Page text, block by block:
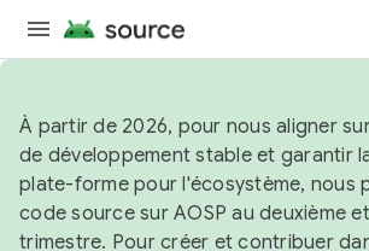
À partir de 2026, pour nous aligner
de développement stable et garantir
plate-forme pour l'écosystème, nous
code source sur AOSP au deuxième
trimestre. Pour créer et contribuer